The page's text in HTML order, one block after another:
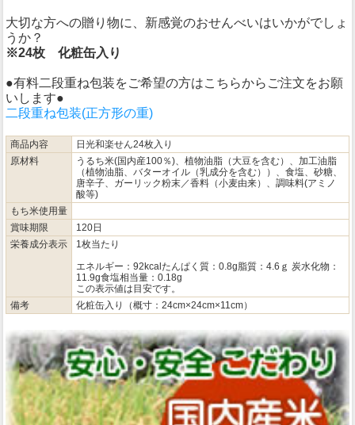
大切な方への贈り物に、新感覚のおせんべいはいかがでしょ
うか？
※24枚 化粧缶入り
●有料二段重ね包装をご希望の方はこちらからご注文をお願
いします●
二段重ね包装(正方形の重)
商品内容
日光和楽せん24枚入り
原材料
うるち米(国内産100％)、植物油脂（大豆を含む）、加工油脂
（植物油脂、バターオイル（乳成分を含む））、食塩、砂糖、
唐辛子、ガーリック粉末／香料（小麦由来）、調味料(アミノ
酸等)
もち米使用量
賞味期限
120日
栄養成分表示
1枚当たり
エネルギー：92kcalたんぱく質：0.8g脂質：4.6ｇ 炭水化物：
11.9g食塩相当量：0.18g
この表示値は目安です。
備考
化粧缶入り（概寸：24cm×24cm×11cm）